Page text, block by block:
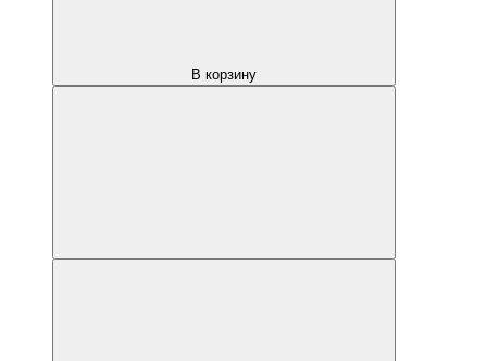
В корзину